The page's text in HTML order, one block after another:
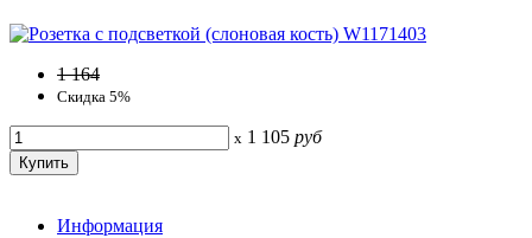
1 164
Скидка 5%
x 1 105 руб
Информация